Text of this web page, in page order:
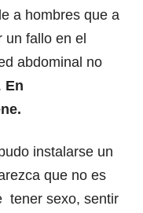
a hombres que a
un fallo en el
abdominal no
En
instalarse un
que no es
tener sexo, sentir